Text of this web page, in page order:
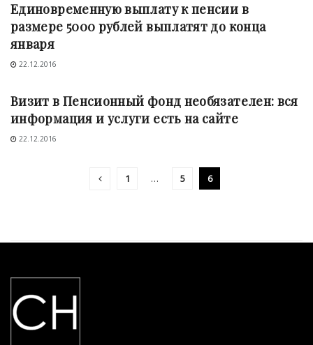
Единовременную выплату к пенсии в
размере 5000 рублей выплатят до конца
января
22.12.2016
Визит в Пенсионный фонд необязателен: вся
информация и услуги есть на сайте
22.12.2016
1 … 5 6